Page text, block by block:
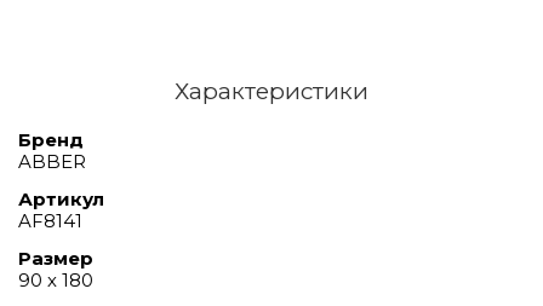
Характеристики
Бренд
ABBER
Артикул
AF8141
Размер
90 х 180